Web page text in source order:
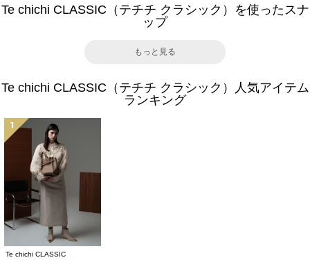
Te chichi CLASSIC（テチチ クラシック）を使ったスナ
ップ
もっと見る
Te chichi CLASSIC（テチチ クラシック）人気アイテム
ランキング
1
Te chichi CLASSIC